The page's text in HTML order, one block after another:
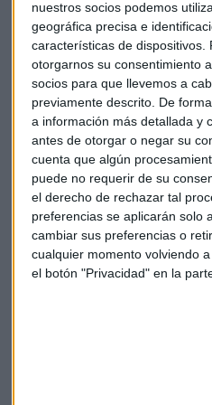
nuestros socios podemos
geográfica precisa e
características de dispositivos.
otorgarnos su consentimiento
socios para que llevemos a
previamente descrito. De
a información más detallada y
antes de otorgar o negar su
cuenta que algún
puede no requerir de su
el derecho de rechazar tal
preferencias se aplicarán solo
cambiar sus preferencias o
cualquier momento volviendo
el botón "Privacidad" en la
portuguesa hasta los 185. La
cambios en la apertura, en 116
El barril de crudo Brent para
hoy al alza en el Mercado
Londres, al cotizar a 55,48
cierre de la jornada anterior.
Suscríbete a